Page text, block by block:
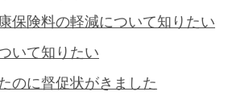
保険料の軽減について知りたい
いて知りたい
のに督促状がきました